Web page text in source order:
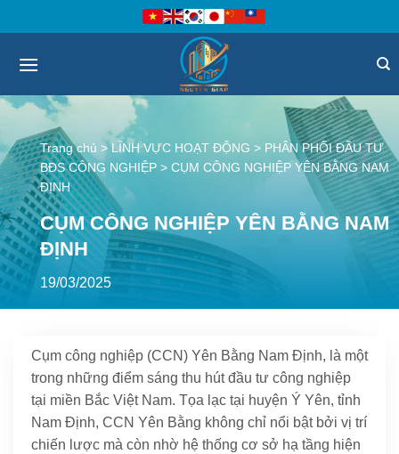
qua
Trang chủ >LĨNH VỰC HOẠT ĐỘNG > PHÂN PHỐI ĐẦU TƯ
BĐS CÔNG NGHIỆP > CỤM CÔNG NGHIỆP YÊN BẰNG NAM
ĐỊNH
CỤM CÔNG NGHIỆP YÊN BẰNG NAM
ĐỊNH
19/03/2025
Cụm công nghiệp (CCN) Yên Bằng Nam Định, là một
trong những điểm sáng thu hút đầu tư công nghiệp
tại miền Bắc Việt Nam. Tọa lạc tại huyện Ý Yên, tỉnh
Nam Định, CCN Yên Bằng không chỉ nổi bật bởi vị trí
chiến lược mà còn nhờ hệ thống cơ sở hạ tầng hiện